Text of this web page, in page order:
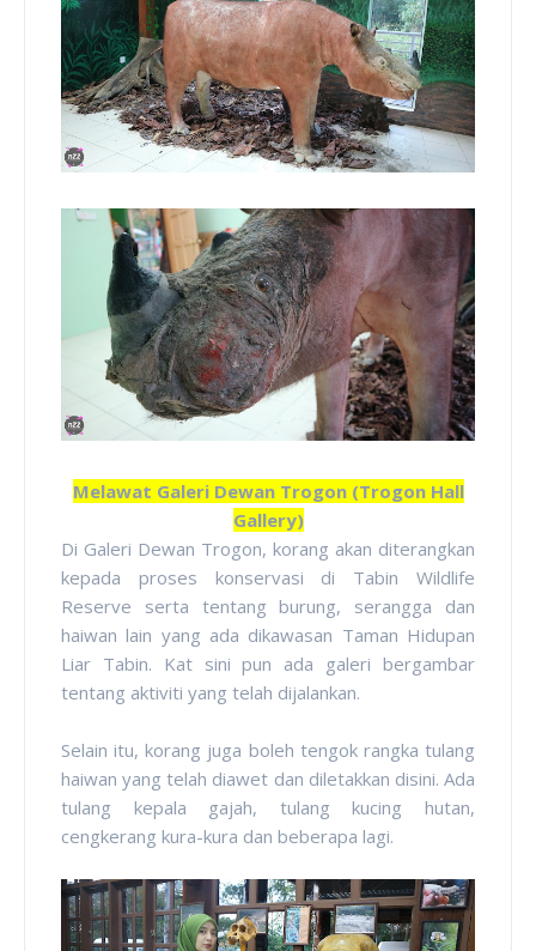
Melawat Galeri Dewan Trogon (Trogon Hall
Gallery)
Di Galeri Dewan Trogon, korang akan diterangkan
kepada proses konservasi di Tabin Wildlife
Reserve serta tentang burung, serangga dan
haiwan lain yang ada dikawasan Taman Hidupan
Liar Tabin. Kat sini pun ada galeri bergambar
tentang aktiviti yang telah dijalankan.
Selain itu, korang juga boleh tengok rangka tulang
haiwan yang telah diawet dan diletakkan disini. Ada
tulang kepala gajah, tulang kucing hutan,
cengkerang kura-kura dan beberapa lagi.